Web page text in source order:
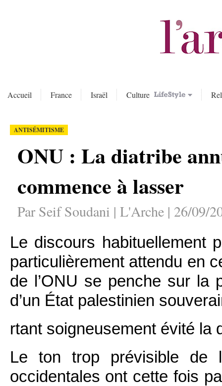
Accueil France Israël Culture
ANTISÉMITISME
ONU : La diatribe
commence à lasser
Par Seif Soudani | L'Arche | 26/09/
Le discours habituellement
particulièrement attendu en
de l’ONU se penche sur la
d’un État palestinien
rtant soigneusement évité
Le ton trop prévisible de
occidentales ont cette fois